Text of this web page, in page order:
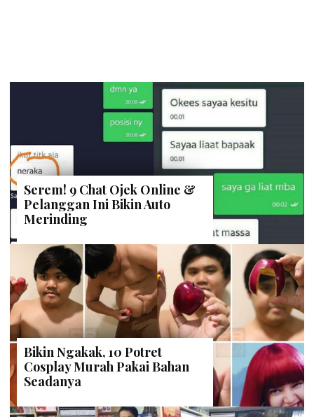
Serem! 9 Chat Ojek Online &
Pelanggan Ini Bikin Auto
Merinding
Bikin Ngakak, 10 Potret
Cosplay Murah Pakai Bahan
Seadanya